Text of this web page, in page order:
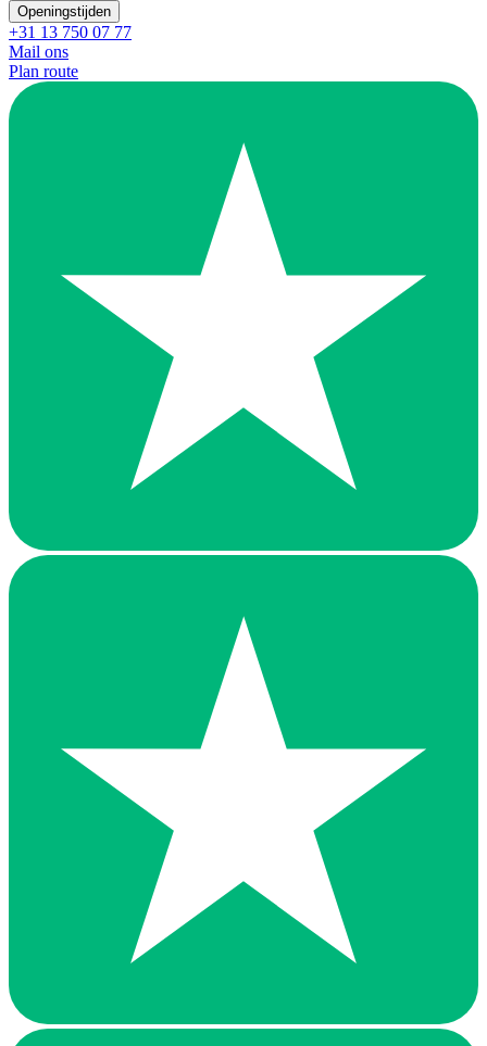
Openingstijden
+31 13 750 07 77
Mail ons
Plan route